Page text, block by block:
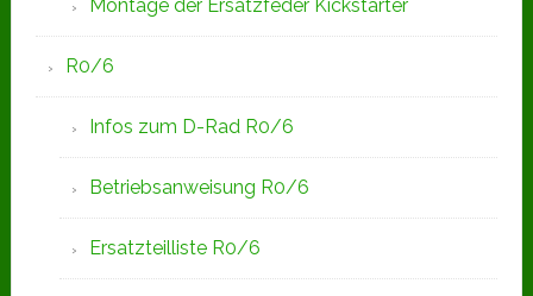
Montage der Ersatzfeder Kickstarter
R0/6
Infos zum D-Rad R0/6
Betriebsanweisung R0/6
Ersatzteilliste R0/6